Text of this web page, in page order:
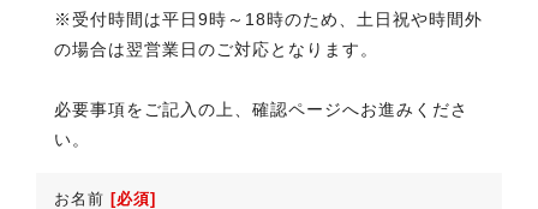
※受付時間は平日9時～18時のため、土日祝や時間外
の場合は翌営業日のご対応となります。
必要事項をご記入の上、確認ページへお進みくださ
い。
お名前 [必須]